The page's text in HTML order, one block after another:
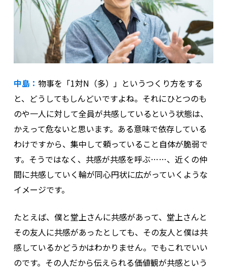
中島： 物事を「1対N（多）」というつくり方をする
と、どうしてもしんどいですよね。それにひとつのも
のや一人に対して全員が共感しているという状態は、
かえって危ないと思います。ある意味で依存している
わけですから、集中して頼っていること自体が脆弱で
す。そうではなく、共感が共感を呼ぶ……、近くの仲
間に共感していく輪が同心円状に広がっていくような
イメージです。
たとえば、僕と堂上さんに共感があって、堂上さんと
その友人に共感があったとしても、その友人と僕は共
感しているかどうかはわかりません。でもこれでいい
のです。その人だから伝えられる価値観が共感という